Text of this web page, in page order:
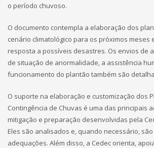
o período chuvoso.
O documento contempla a elaboração dos
cenário climatológico para os próximos meses
resposta a possíveis desastres. Os envios de
de situação de anormalidade, a assistência
funcionamento do plantão também são
O suporte na elaboração e customização dos
Contingência de Chuvas é uma das principais
mitigação e preparação desenvolvidas pela
Eles são analisados e, quando necessário,
adequações. Além disso, a Cedec orienta,